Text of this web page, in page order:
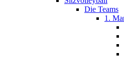
Die Teams
1.